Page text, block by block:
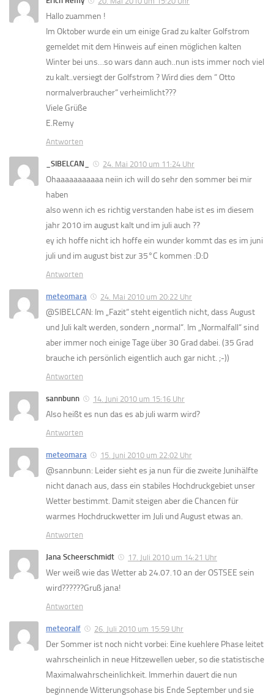
Hallo zuammen !
Im Oktober wurde ein um einige Grad zu kalter Golfstrom
gemeldet mit dem Hinweis auf einen möglichen kalten
Winter bei uns…so wars dann auch..nun ists immer noch viel
zu kalt..versiegt der Golfstrom ? Wird dies dem “ Otto
normalverbraucher“ verheimlicht???
Viele Grüße
E.Remy
Antworten
_SIBELCAN_ 24. Mai 2010 um 11:24 Uhr
Ohaaaaaaaaaaa neiin ich will do sehr den sommer bei mir
haben
also wenn ich es richtig verstanden habe ist es im diesem
jahr 2010 im august kalt und im juli auch ??
ey ich hoffe nicht ich hoffe ein wunder kommt das es im juni
juli und im august bist zur 35°C kommen :D:D
Antworten
meteomara 24. Mai 2010 um 20:22 Uhr
@SIBELCAN: Im „Fazit“ steht eigentlich nicht, dass August
und Juli kalt werden, sondern „normal“. Im „Normalfall“ sind
aber immer noch einige Tage über 30 Grad dabei. (35 Grad
brauche ich persönlich eigentlich auch gar nicht. ;-))
Antworten
sannbunn 14. Juni 2010 um 15:16 Uhr
Also heißt es nun das es ab juli warm wird?
Antworten
meteomara 15. Juni 2010 um 22:02 Uhr
@sannbunn: Leider sieht es ja nun für die zweite Junihälfte
nicht danach aus, dass ein stabiles Hochdruckgebiet unser
Wetter bestimmt. Damit steigen aber die Chancen für
warmes Hochdruckwetter im Juli und August etwas an.
Antworten
Jana Scheerschmidt 17. Juli 2010 um 14:21 Uhr
Wer weiß wie das Wetter ab 24.07.10 an der OSTSEE sein
wird??????Gruß jana!
Antworten
meteoralf 26. Juli 2010 um 15:59 Uhr
Der Sommer ist noch nicht vorbei: Eine kuehlere Phase leitet
wahrscheinlich in neue Hitzewellen ueber, so die statistische
Maximalwahrscheinlichkeit. Immerhin dauert die nun
beginnende Witterungsohase bis Ende September und sie